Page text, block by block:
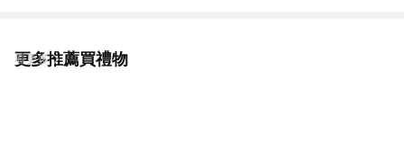
更多推薦買禮物
看更多